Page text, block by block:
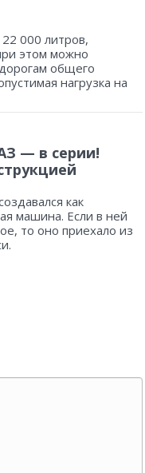
000 литров,
этом можно
общего
нагрузка на
— в серии!
как
машина. Если в ней
то оно приехало из